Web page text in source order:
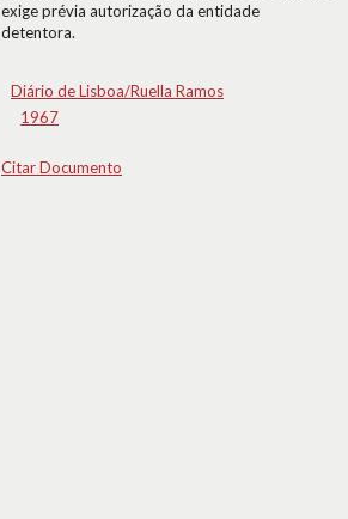
exige prévia autorização da entidade
detentora.
Diário de Lisboa/Ruella Ramos
1967
Citar Documento